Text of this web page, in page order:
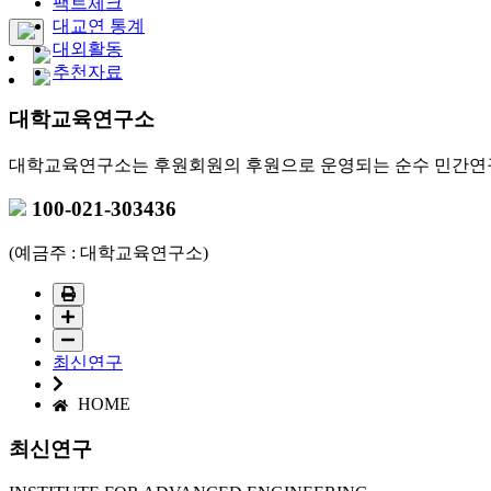
대교연 통계
대외활동
추천자료
대학교육연구소
대학교육연구소는 후원회원의 후원으로 운영되는 순수 민간연
100-021-303436
(예금주 : 대학교육연구소)
최신연구
HOME
최신연구